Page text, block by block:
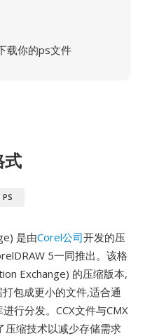
载你的ps文件
式
PS
是由Corel公司开发的压
5一同推出。该格
Exchange) 的压缩版本,
包成更小的文件,适合通
行分发。CCX文件与CMX
压缩技术以减少存储需求